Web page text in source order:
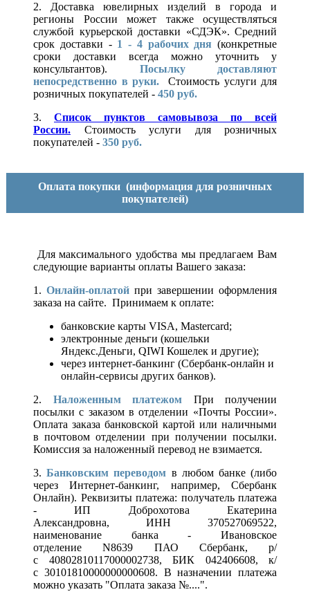
2. Доставка ювелирных изделий в города и
регионы России может также осуществляться
службой курьерской доставки «СДЭК». Средний
срок доставки - 1 - 4 рабочих дня (конкретные
сроки доставки всегда можно уточнить у
консультантов). Посылку доставляют
непосредственно в руки.
Стоимость услуги для
розничных покупателей - 450 руб.
3. Список пунктов самовывоза по всей
России.
Стоимость услуги для розничных
покупателей - 350 руб.
Оплата покупки (информация для розничных
покупателей)
Для максимального удобства мы предлагаем Вам
следующие варианты оплаты Вашего заказа:
1. Онлайн-оплатой при завершении оформления
заказа на сайте. Принимаем к оплате:
банковские карты VISA, Mastercard;
электронные деньги (кошельки
Яндекс.Деньги, QIWI Кошелек и другие);
через интернет-банкинг (Сбербанк-онлайн и
онлайн-сервисы других банков).
2. Наложенным платежом При получении
посылки с заказом в отделении «Почты России».
Оплата заказа банковской картой или наличными
в почтовом отделении при получении посылки.
Комиссия за наложенный перевод не взимается.
3.Банковским переводом в любом банке (либо
через Интернет-банкинг, например, Сбербанк
Онлайн). Реквизиты платежа: получатель платежа
- ИП Доброхотова Екатерина
Александровна, ИНН 370527069522,
наименование банка - Ивановское
отделение N8639 ПАО Сбербанк, р/
с 40802810117000002738, БИК 042406608, к/
с 30101810000000000608. В назначении платежа
можно указать "Оплата заказа №....".